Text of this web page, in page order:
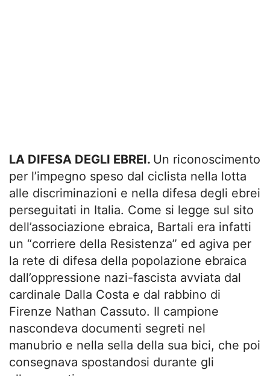
LA DIFESA DEGLI EBREI. Un riconoscimento
per l’impegno speso dal ciclista nella lotta
alle discriminazioni e nella difesa degli ebrei
perseguitati in Italia. Come si legge sul sito
dell’associazione ebraica, Bartali era infatti
un “corriere della Resistenza” ed agiva per
la rete di difesa della popolazione ebraica
dall’oppressione nazi-fascista avviata dal
cardinale Dalla Costa e dal rabbino di
Firenze Nathan Cassuto. Il campione
nascondeva documenti segreti nel
manubrio e nella sella della sua bici, che poi
consegnava spostandosi durante gli